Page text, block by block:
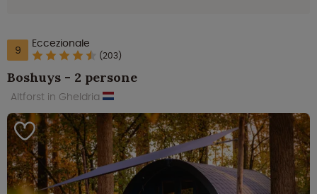
9 Eccezionale
(203)
Boshuys - 2 persone
Altforst in Gheldria